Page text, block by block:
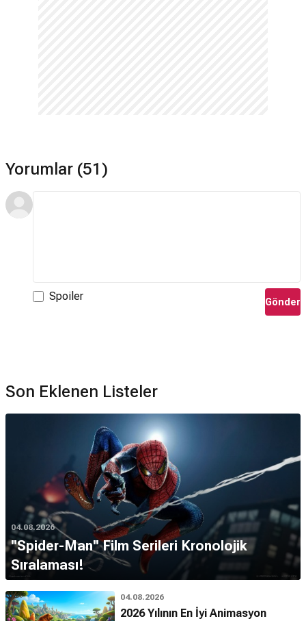
Yorumlar (51)
Spoiler Gönder
Son Eklenen Listeler
04.08.2026
''Spider-Man'' Film Serileri Kronolojik
Sıralaması!
04.08.2026
2026 Yılının En İyi Animasyon